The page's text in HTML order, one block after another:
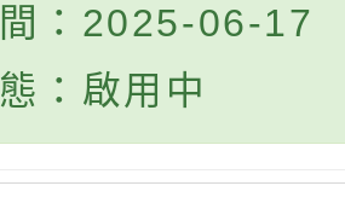
：2025-06-17
：啟用中